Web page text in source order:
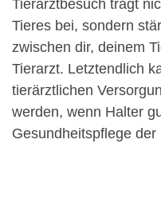
Tierarztbesuch trägt
Tieres bei, sondern
zwischen dir, deinem
Tierarzt. Letztendlich
tierärztlichen
werden, wenn Halter
Gesundheitspflege